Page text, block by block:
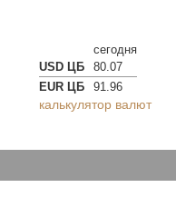
сегодня
USD ЦБ
80.07
EUR ЦБ
91.96
калькулятор валют